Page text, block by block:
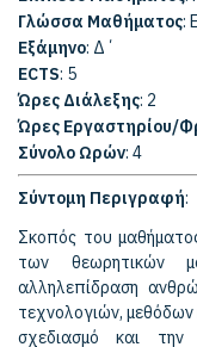
Γλώσσα Μαθήματος:
Εξάμηνο: Δ΄
ECTS: 5
Ώρες Διάλεξης: 2
Ώρες Εργαστηρίου/
Σύνολο Ωρών: 4
Σύντομη Περιγραφή:
Σκοπός του
των θεωρητικών
αλληλεπίδραση
τεχνολογιών, μεθόδων
σχεδιασμό και την